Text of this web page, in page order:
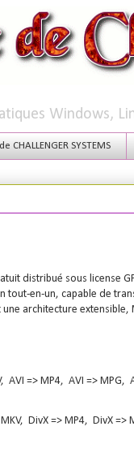
Windows,
CHALLENGER SYSTEMS
distribué sous license
tout-en-un, capable de
architecture
AVI => MP4, AVI => MPG,
DivX => MP4, DivX =>